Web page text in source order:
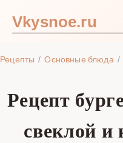
Vkysnoe.ru
Рецепты Основные блюда
Рецепт
свеклой и